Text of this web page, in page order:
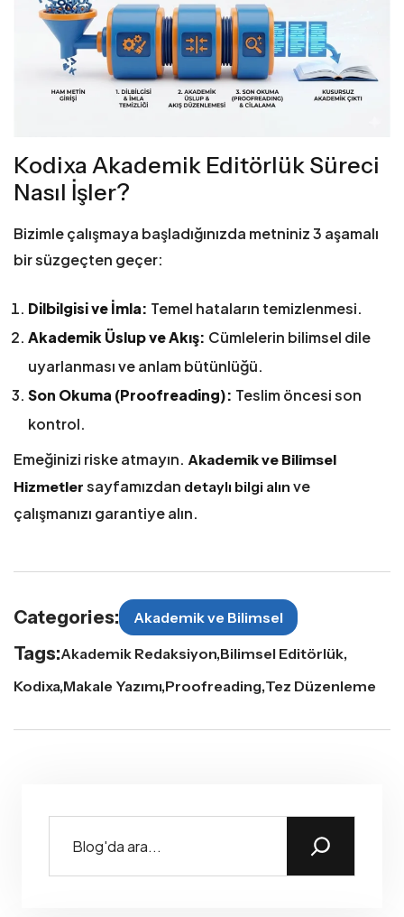
Kodixa Akademik Editörlük Süreci
Nasıl İşler?
Bizimle çalışmaya başladığınızda metniniz 3 aşamalı
bir süzgeçten geçer:
Dilbilgisi ve İmla: Temel hataların temizlenmesi.
Akademik Üslup ve Akış: Cümlelerin bilimsel dile
uyarlanması ve anlam bütünlüğü.
Son Okuma (Proofreading): Teslim öncesi son
kontrol.
Emeğinizi riske atmayın. Akademik ve Bilimsel
Hizmetler sayfamızdan detaylı bilgi alın ve
çalışmanızı garantiye alın.
Categories: Akademik ve Bilimsel
Tags:Akademik Redaksiyon Bilimsel Editörlük
Kodixa Makale Yazımı Proofreading Tez Düzenleme